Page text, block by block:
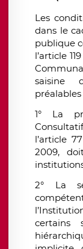
Les
dans le
publique
l’article
saisine
préalables
1° La
l’article
2009,
2° La
certains